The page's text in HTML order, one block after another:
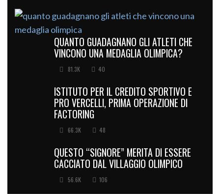
QUANTO GUADAGNANO GLI ATLETI CHE
VINCONO UNA MEDAGLIA OLIMPICA?
81.3K 40
ISTITUTO PER IL CREDITO SPORTIVO E
PRO VERCELLI, PRIMA OPERAZIONE DI
FACTORING
66.3K 48
QUESTO “SIGNORE” MERITA DI ESSERE
CACCIATO DAL VILLAGGIO OLIMPICO
56.6K 106